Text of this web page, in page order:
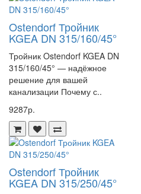
Ostendorf Тройник
KGEA DN 315/160/45°
Тройник Ostendorf KGEA DN
315/160/45° — надёжное
решение для вашей
канализации Почему с..
9287р.
Ostendorf Тройник
KGEA DN 315/250/45°